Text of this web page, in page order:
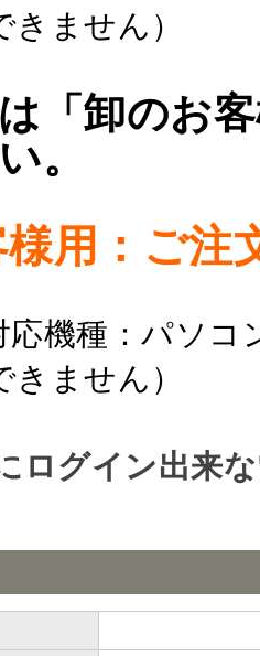
ません）
「卸のお
。
様用：ご注
応機種：パソ
ません）
ログイン出来